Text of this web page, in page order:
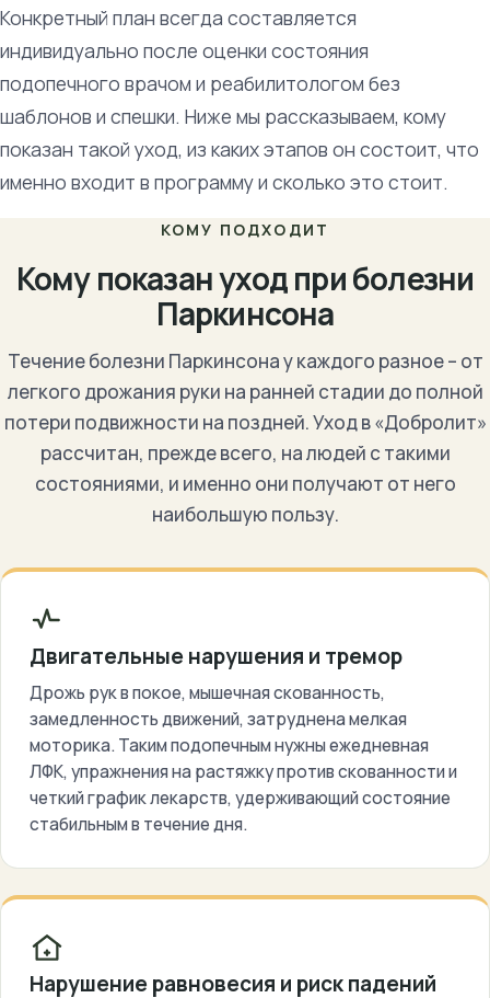
Конкретный план всегда составляется
индивидуально после оценки состояния
подопечного врачом и реабилитологом без
шаблонов и спешки. Ниже мы рассказываем, кому
показан такой уход, из каких этапов он состоит, что
именно входит в программу и сколько это стоит.
КОМУ ПОДХОДИТ
Кому показан уход при болезни
Паркинсона
Течение болезни Паркинсона у каждого разное – от
легкого дрожания руки на ранней стадии до полной
потери подвижности на поздней. Уход в «Добролит»
рассчитан, прежде всего, на людей с такими
состояниями, и именно они получают от него
наибольшую пользу.
Двигательные нарушения и тремор
Дрожь рук в покое, мышечная скованность,
замедленность движений, затруднена мелкая
моторика. Таким подопечным нужны ежедневная
ЛФК, упражнения на растяжку против скованности и
четкий график лекарств, удерживающий состояние
стабильным в течение дня.
Нарушение равновесия и риск падений